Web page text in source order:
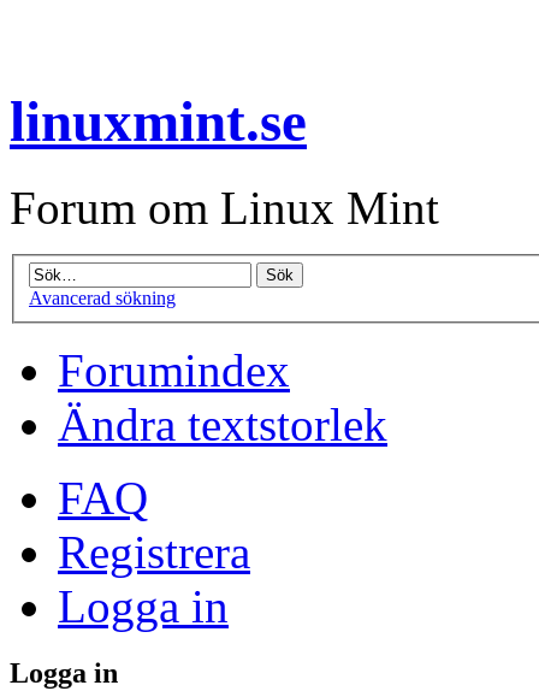
linuxmint.se
Forum om Linux Mint
Avancerad sökning
Forumindex
Ändra textstorlek
FAQ
Registrera
Logga in
Logga in